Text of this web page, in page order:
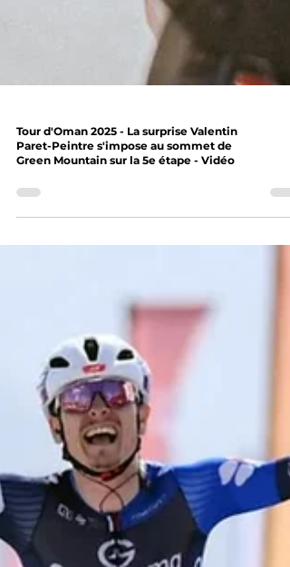
Tour d'Oman 2025 - La surprise Valentin
Paret-Peintre s'impose au sommet de
Green Mountain sur la 5e étape - Vidéo